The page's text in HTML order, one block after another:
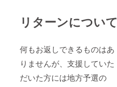
リターンについて
何もお返しできるものはあ
りませんが、支援していた
だいた方には地方予選の